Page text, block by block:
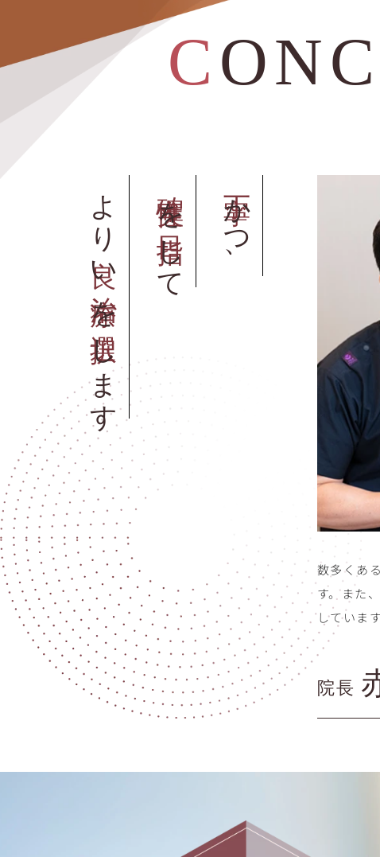
かつ、
を
目指
して
より
良
い
治療
を
選択
します
数多くあ
す。また
していま
院長